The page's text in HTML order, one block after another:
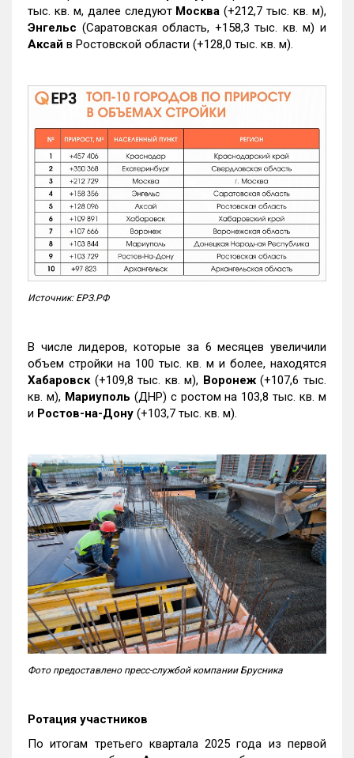
тыс. кв. м, далее следуют Москва (+212,7 тыс. кв. м),
Энгельс (Саратовская область, +158,3 тыс. кв. м) и
Аксай в Ростовской области (+128,0 тыс. кв. м).
Источник: ЕРЗ.РФ
В числе лидеров, которые за 6 месяцев увеличили
объем стройки на 100 тыс. кв. м и более, находятся
Хабаровск (+109,8 тыс. кв. м), Воронеж(+107,6 тыс.
кв. м), Мариуполь (ДНР) с ростом на 103,8 тыс. кв. м
и Ростов-на-Дону (+103,7 тыс. кв. м).
Фото предоставлено пресс-службой компании Брусника
Ротация участников
По итогам третьего квартала 2025 года из первой